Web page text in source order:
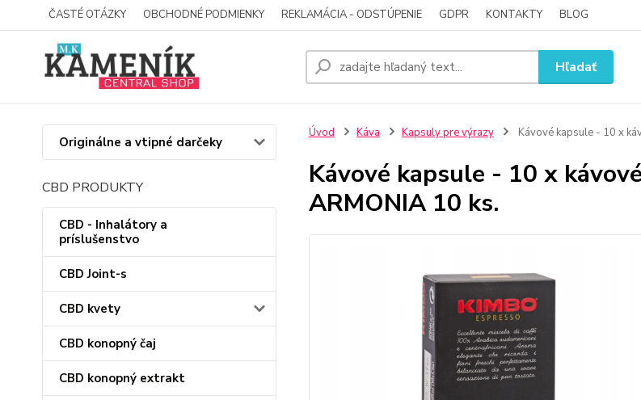
ČASTÉ OTÁZKY OBCHODNÉ PODMIENKY REKLAMÁCIA - ODSTÚPENIE GDPR KONTAKTY BLOG
Hľadať
Originálne a vtipné darčeky
CBD PRODUKTY
CBD - Inhalátory a
príslušenstvo
CBD Joint-s
CBD kvety
CBD konopný čaj
CBD konopný extrakt
Úvod Káva Kapsuly pre výrazy Kávové kapsule - 10 x
Kávové kapsule - 10 x
ARMONIA 10 ks.